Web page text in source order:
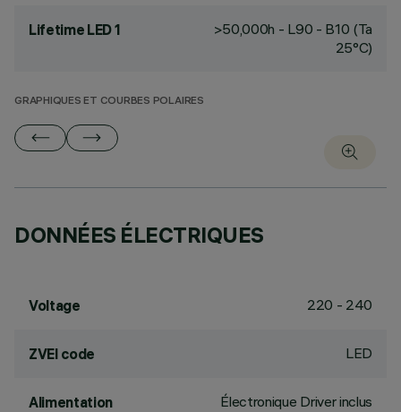
Lifetime LED 1
>50,000h - L90 - B10 (Ta
25°C)
GRAPHIQUES ET COURBES POLAIRES
DONNÉES ÉLECTRIQUES
Voltage 220 - 240
ZVEI code LED
Alimentation Électronique Driver inclus